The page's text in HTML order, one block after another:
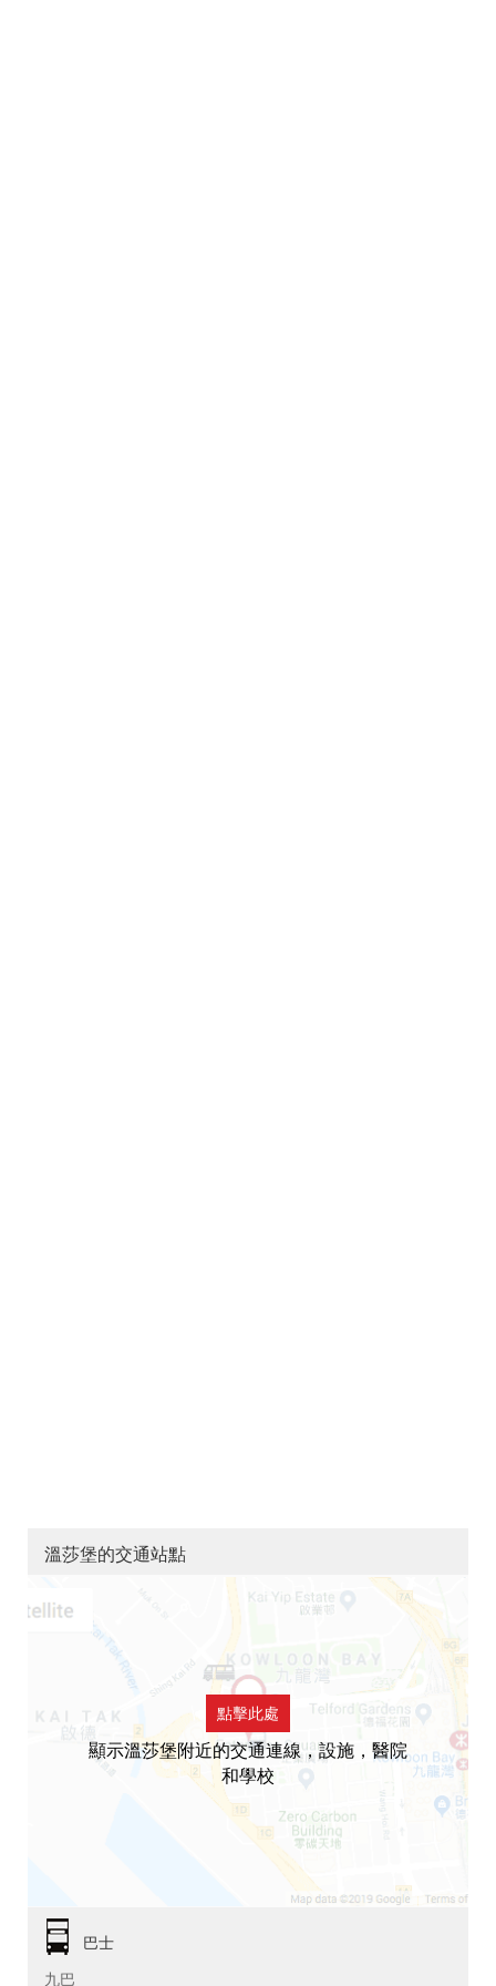
溫莎堡的交通站點
點擊此處
顯示溫莎堡附近的交通連線，設施，醫院
和學校
巴士
九巴